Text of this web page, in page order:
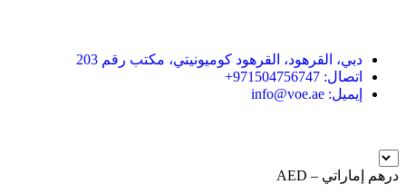
دبي، القرهود، القرهود كوميونيتي، مكتب رقم 203
اتصال: 971504756747+
إيميل: info@voe.ae
درهم إماراتي – AED